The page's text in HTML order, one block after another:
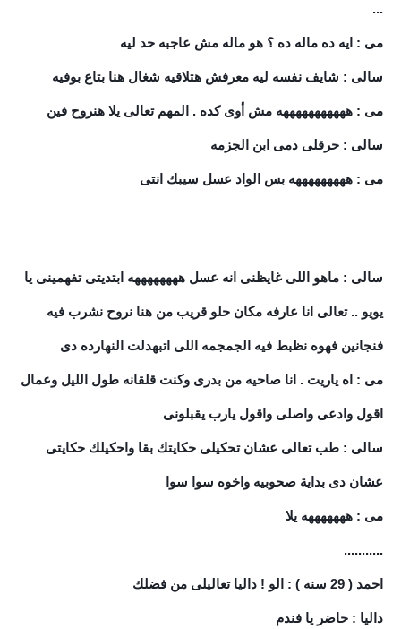
...
مى : ايه ده ماله ده ؟ هو ماله مش عاجبه حد ليه
سالى : شايف نفسه ليه معرفش هتلاقيه شغال هنا بتاع بوفيه
مى : هههههههههههه مش أوى كده . المهم تعالى يلا هنروح فين
سالى : حرقلى دمى ابن الجزمه
مى : هههههههههه بس الواد عسل سيبك انتى
سالى : ماهو اللى غايظنى انه عسل ههههههههه ابتديتى تفهمينى يا
يويو .. تعالى انا عارفه مكان حلو قريب من هنا نروح نشرب فيه
فنجانين فهوه نظبط فيه الجمجمه اللى اتبهدلت النهارده دى
مى : اه ياريت . انا صاحيه من بدرى وكنت قلقانه طول الليل وعمال
اقول وادعى واصلى واقول يارب يقبلونى
سالى : طب تعالى عشان تحكيلى حكايتك بقا واحكيلك حكايتى
عشان دى بداية صحوبيه واخوه سوا سوا
مى : هههههههه يلا
...........
احمد ( 29 سنه ) : الو ! داليا تعاليلى من فضلك
داليا : حاضر يا فندم